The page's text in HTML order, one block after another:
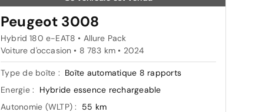
Peugeot 3008
Hybrid 180 e-EAT8 • Allure Pack
Voiture d'occasion • 8 783 km • 2024
Type de boîte : Boîte automatique 8 rapports
Energie :
Hybride essence rechargeable
Autonomie (WLTP) :
55 km